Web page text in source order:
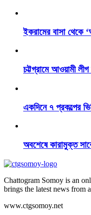
ইকরামের বাসা থেকে
চট্টগ্রামে আওয়ামী
একদিনে ৭ প্রকল্পের
অবশেষে কারামুক্ত
Chattogram Somoy is an
brings the latest news from
www.ctgsomoy.net